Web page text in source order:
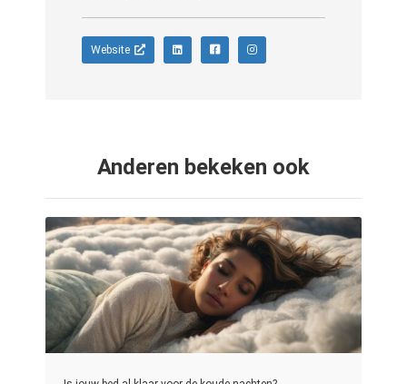
Website
Anderen bekeken ook